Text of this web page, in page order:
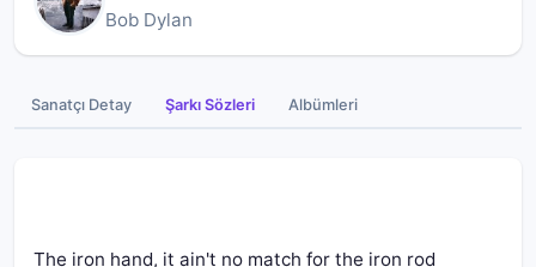
Bob Dylan
Sanatçı Detay Şarkı Sözleri Albümleri
The iron hand, it ain't no match for the iron rod